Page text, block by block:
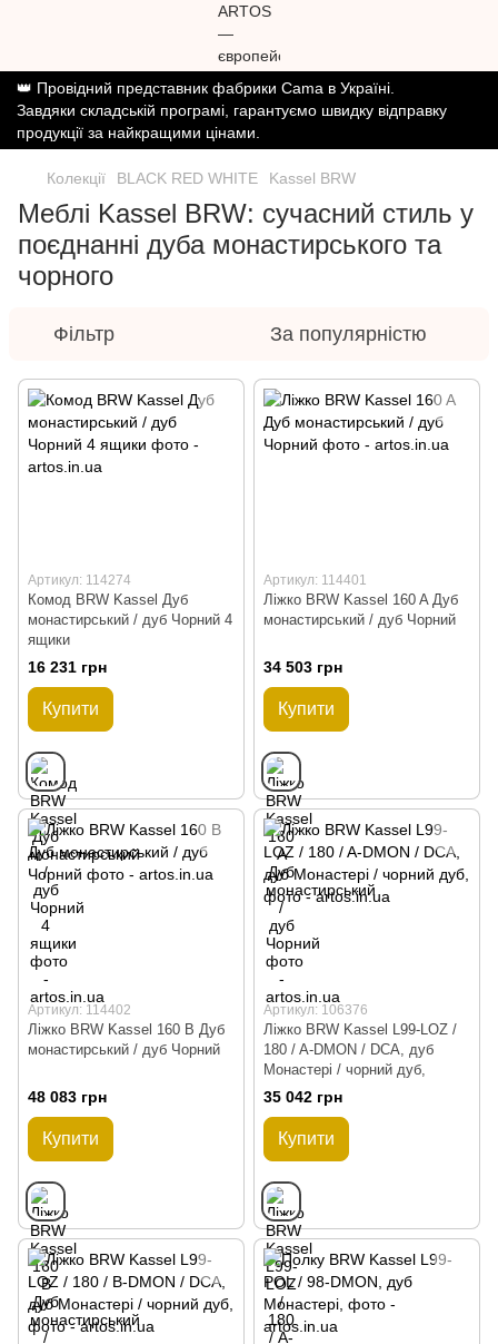
👑 Провідний представник фабрики Cama в Україні.
Завдяки складській програмі, гарантуємо швидку відправку
продукції за найкращими цінами.
Колекції BLACK RED WHITE Kassel BRW
Меблі Kassel BRW: сучасний стиль у
поєднанні дуба монастирського та
чорного
Фільтр За популярністю
Артикул: 114274
Комод BRW Kassel Дуб
монастирський / дуб Чорний 4
ящики
16 231 грн
Купити
Артикул: 114401
Ліжко BRW Kassel 160 A Дуб
монастирський / дуб Чорний
34 503 грн
Купити
Артикул: 114402
Ліжко BRW Kassel 160 B Дуб
монастирський / дуб Чорний
48 083 грн
Купити
Артикул: 106376
Ліжко BRW Kassel L99-LOZ /
180 / A-DMON / DCA, дуб
Монастері / чорний дуб,
35 042 грн
Купити